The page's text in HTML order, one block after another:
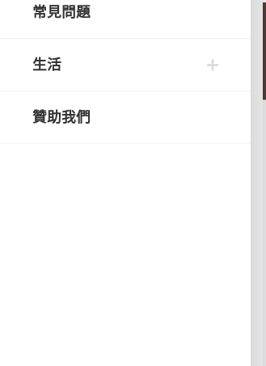
常見問題
生活
贊助我們